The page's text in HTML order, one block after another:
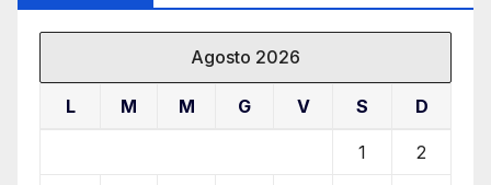
Agosto 2026
L M M G V S D
1 2